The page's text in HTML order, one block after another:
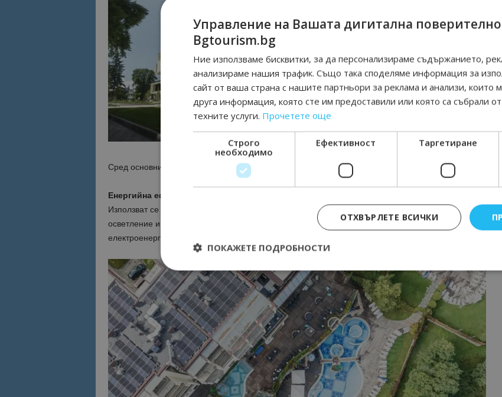
Сред основните екологични практики на хотела са:
Енергийна ефективност
Използват се енергоспестяващи системи, LED осветление и автоматизирани сензори за
осветление и климатизация, които спомагат за намаляване на въглеродния отпечатък. Част от
електроенергията се осигурява чрез възобновяеми източници.
Управление на Вашата дигитална
Bgtourism.bg
Ние използваме бисквитки, за да персонализираме съдържанието,
анализираме нашия трафик. Също така споделяме информация за
сайт от ваша страна с нашите партньори за реклама и анализи, които
друга информация, която сте им предоставили или която са събрали
техните услуги. Прочетете още
Строго
необходимо
Ефективност Таргетиране
ОТХВЪРЛЕТЕ ВСИЧКИ
ПОКАЖЕТЕ ПОДРОБНОСТИ
Строго необходимо Ефективност Таргетиране
Строго необходимите бисквитки позволяват основната функционалност на уебсайта, като
управление на акаунта. Уебсайтът не може да се използва правилно без строго необходими
Име
Доставчик/
Домейн
Валиден
до
Описание
cookie_notice_accepted
lisandraramos.com
bgtourism.bg
7 дни
Тази бисквитка се използва,
на потребителя за